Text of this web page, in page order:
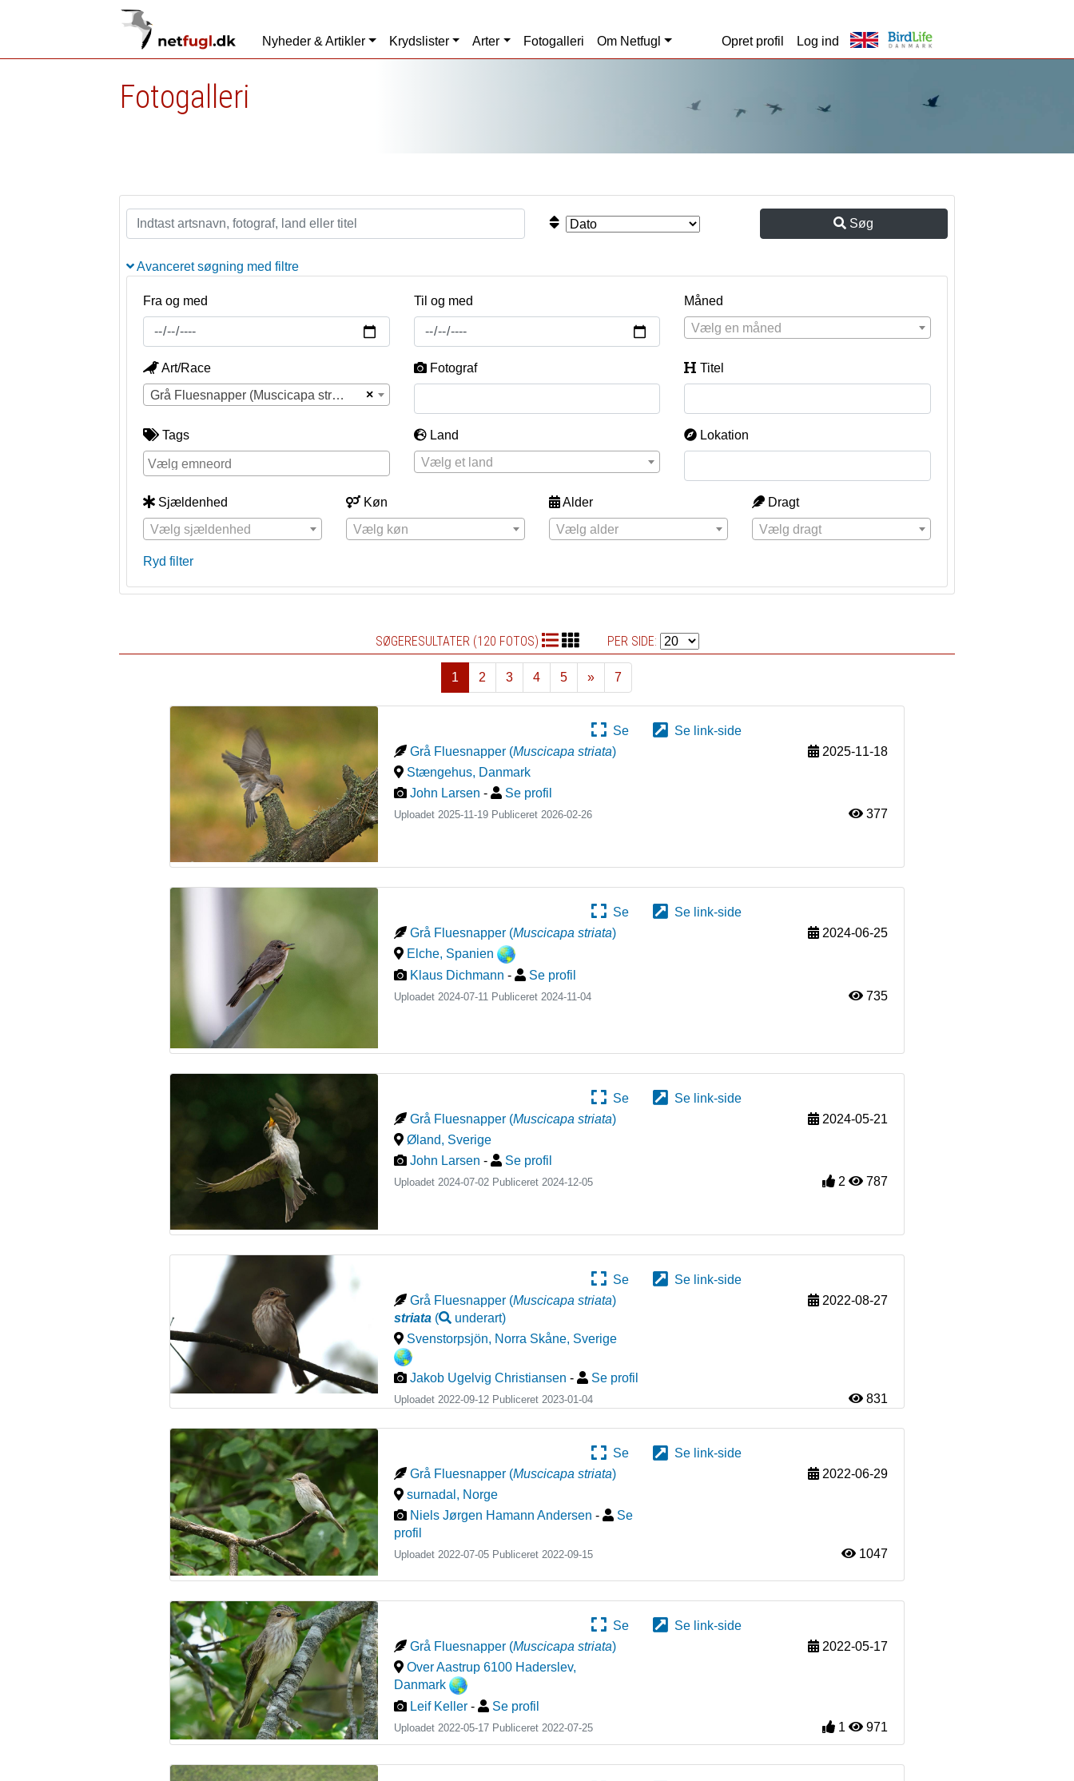
Nyheder & Artikler Krydslister Arter Fotogalleri Om Netfugl Opret profil Log ind
Fotogalleri
Søg
Avanceret søgning med filtre
Fra og med Til og med
Måned
Vælg en måned
Art/Race
×
Grå Fluesnapper (Muscicapa striata)
Fotograf Titel
Tags
Land
Vælg et land
Lokation
Sjældenhed
Vælg sjældenhed
Køn
Vælg køn
Alder
Vælg alder
Dragt
Vælg dragt
Ryd filter
SØGERESULTATER (120 FOTOS) PER SIDE:
1 2 3 4 5
»
Næste
7
Se
Se link-side
Grå Fluesnapper (Muscicapa striata)
2025-11-18
Stængehus, Danmark
John Larsen - Se profil
Uploadet 2025-11-19 Publiceret2026-02-26 377
Se
Se link-side
Grå Fluesnapper (Muscicapa striata)
2024-06-25
Elche, Spanien
Klaus Dichmann - Se profil
Uploadet 2024-07-11 Publiceret2024-11-04 735
Se
Se link-side
Grå Fluesnapper (Muscicapa striata)
2024-05-21
Øland, Sverige
John Larsen - Se profil
Uploadet 2024-07-02 Publiceret 2024-12-05 2 787
Se
Se link-side
Grå Fluesnapper (Muscicapa striata)
striata ( underart)
2022-08-27
Svenstorpsjön, Norra Skåne, Sverige
Jakob Ugelvig Christiansen - Se profil
Uploadet 2022-09-12 Publiceret2023-01-04 831
Se
Se link-side
Grå Fluesnapper (Muscicapa striata)
2022-06-29
surnadal , Norge
Niels Jørgen Hamann Andersen -
Se
profil
Uploadet 2022-07-05 Publiceret2022-09-15 1047
Se
Se link-side
Grå Fluesnapper (Muscicapa striata)
2022-05-17
Over Aastrup 6100 Haderslev,
Danmark
Leif Keller - Se profil
Uploadet 2022-05-17 Publiceret2022-07-25 1 971